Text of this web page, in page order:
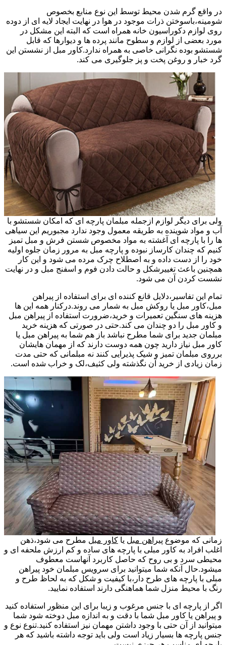
در واقع گرم شدن محیط توسط این نوع منابع بخصوص
شومینه،باسوختن ذرات موجود در هوا در نهایت ایجاد لایه ای از دوده
روی لوازم دکوراسیون خانه همراه است که البته این مشکل در
مورد بعضی از لوازم و سطوح مانند پرده ها و دیوارها که قابل
شستشو بوده نگرانی خاصی به همراه ندارد.کاور مبل از نشستن این
گرد خبار و روغن پخت و پز جلوگیری می کند.
ولی برای دیگر لوازم ازجمله مبلمان پارچه ای که امکان شستشو با
آب و مواد شوینده به طریقه معمول وجود ندارد مجبوریم این سیاهی
ها را با پارچه ای آغشته به مواد مخصوص شستن فرش و مبل تمیز
کنیم که چندان کارساز نبوده و پارچه مبل به مرور زمان جلوه اولیه
خود را از دست داده و به اصطلاح چرک مرده می شود و این کار
همچنین باعث تغییرشکل و حالت دادن فوم و اسفنج مبل و در نهایت
نشست کردن آن می شود.
تمام این تفاسیر،دلایل قانع کننده ای برای استفاده از پیراهن
مبل،کاور مبل یا روکش مبل به شمار می روند.درکنار همه این ها
هزینه های سنگین تعمیرات و خرید،ضرورت استفاده از پیراهن مبل
و کاور مبل را دو چندان می کند.حتی در صورتی که هزینه خرید
مبلمان جدید برای شما مطرح نباشد باز هم شما به پیراهن مبل یا
کاور مبل نیاز دارید چون همه دوست دارند که از مهمان هایشان
برروی مبلمان تمیز و شیک پذیرایی کنند نه مبلمانی که حتی مدت
زمان زیادی از خرید آن نگذشته ولی کثیف،لک و خراب شده است.
زمانی که موضوع پیراهن مبل یا کاور مبل مطرح می شود،ذهن
اغلب افراد به کاور مبلی با پارچه های ساده و کم ارزش ملحفه ای و
محیطی سرد و بی روح که حاصل کاربرد آنهاست معطوف
میشود.حال آنکه شما میتوانید برای سرویس مبلمان خود پیراهن
مبلی با پارچه های طرح دار،با کیفیت و شکل که به لحاظ طرح و
رنگ با محیط منزل شما هماهنگی دارند استفاده نمایید.
اگر از پارچه ای با جنس مرغوب و زیبا برای این منظور استفاده کنید
و پیراهن یا کاور مبل شما با دقت و به اندازه مبل دوخته شود شما
میتوانید از آن حتی با وجود داشتن مهمان نیز استفاده کنید.تنوع نوع و
جنس پارچه ها بسیار زیاد است ولی باید توجه داشته باشید که هر